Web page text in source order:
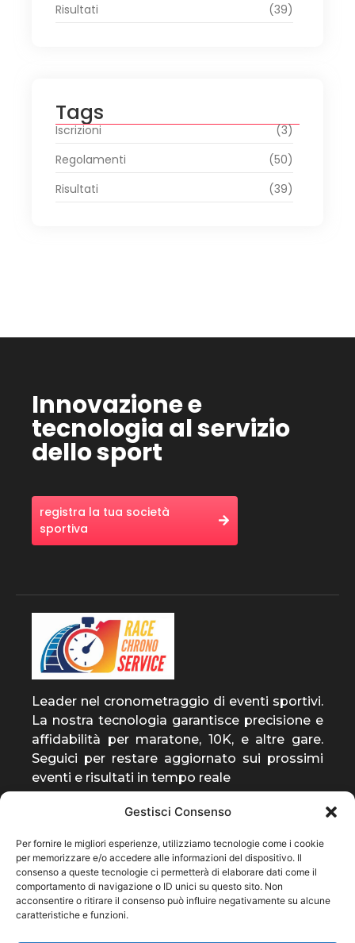
Gestisci Consenso
Per fornire le migliori esperienze, utilizziamo tecnologie come i cookie
per memorizzare e/o accedere alle informazioni del dispositivo. Il
consenso a queste tecnologie ci permetterà di elaborare dati come il
comportamento di navigazione o ID unici su questo sito. Non
acconsentire o ritirare il consenso può influire negativamente su alcune
caratteristiche e funzioni.
Risultati
(39)
Tags
Iscrizioni
(3)
Regolamenti
(50)
Risultati
(39)
Innovazione e
tecnologia al servizio
dello sport
registra la tua società
sportiva
Leader nel cronometraggio di eventi sportivi.
La nostra tecnologia garantisce precisione e
affidabilità per maratone, 10K, e altre gare.
Seguici per restare aggiornato sui prossimi
eventi e risultati in tempo reale
entra a far parte della
community
ti invieremo solo notizie rilevanti sulla nostra
attività